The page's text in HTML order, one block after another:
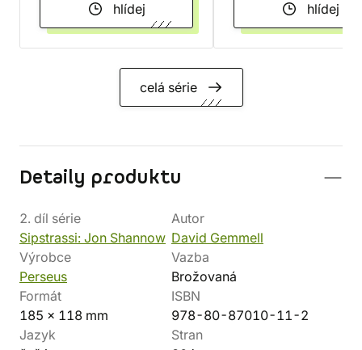
hlídej hlídej
celá série
Detaily produktu
2. díl série
Sipstrassi: Jon Shannow
Autor
David Gemmell
Výrobce
Perseus
Vazba
Brožovaná
Formát
185 x 118 mm
ISBN
978-80-87010-11-2
Jazyk
Stran